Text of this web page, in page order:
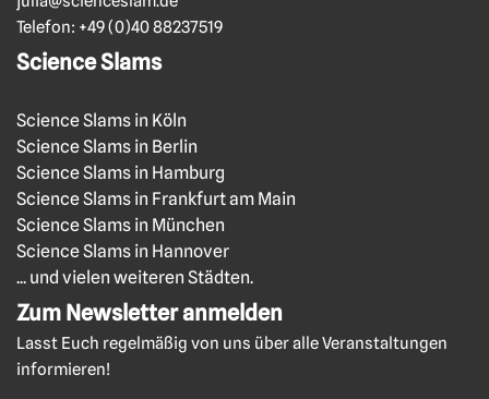
Telefon: +49 (0)40 88237519
Science Slams
Science Slams in Köln
Science Slams in Berlin
Science Slams in Hamburg
Science Slams in Frankfurt am Main
Science Slams in München
Science Slams in Hannover
... und vielen weiteren Städten.
Zum Newsletter anmelden
Lasst Euch regelmäßig von uns über alle Veranstaltungen
informieren!